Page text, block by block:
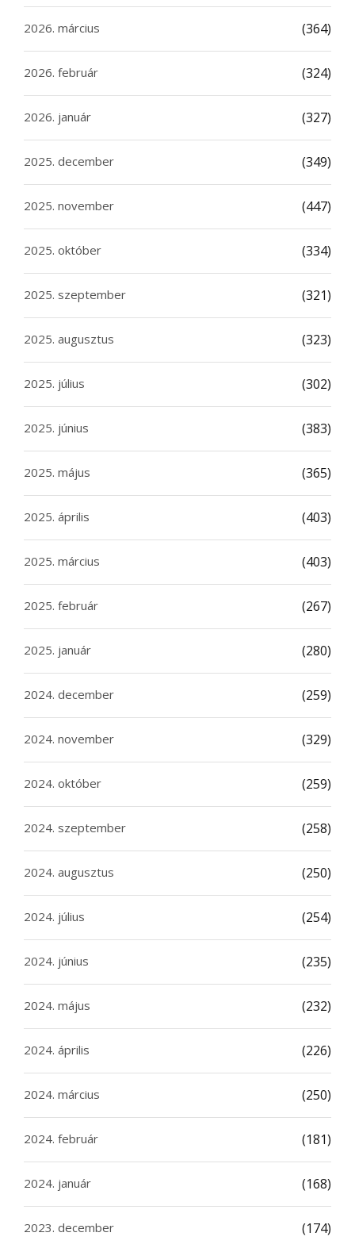
2026. március (364)
2026. február (324)
2026. január (327)
2025. december (349)
2025. november (447)
2025. október (334)
2025. szeptember (321)
2025. augusztus (323)
2025. július (302)
2025. június (383)
2025. május (365)
2025. április (403)
2025. március (403)
2025. február (267)
2025. január (280)
2024. december (259)
2024. november (329)
2024. október (259)
2024. szeptember (258)
2024. augusztus (250)
2024. július (254)
2024. június (235)
2024. május (232)
2024. április (226)
2024. március (250)
2024. február (181)
2024. január (168)
2023. december (174)